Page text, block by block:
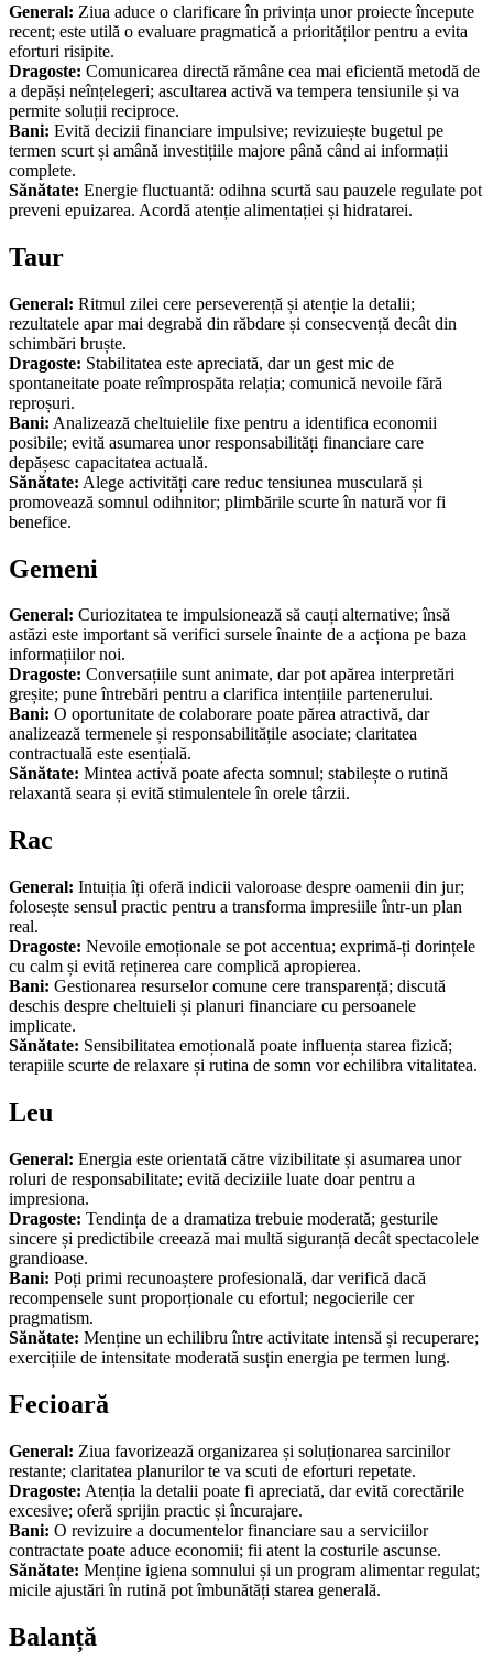
General: Ziua aduce o clarificare în privința unor proiecte începute
recent; este utilă o evaluare pragmatică a priorităților pentru a evita
eforturi risipite.
Dragoste: Comunicarea directă rămâne cea mai eficientă metodă de
a depăși neînțelegeri; ascultarea activă va tempera tensiunile și va
permite soluții reciproce.
Bani: Evită decizii financiare impulsive; revizuiește bugetul pe
termen scurt și amână investițiile majore până când ai informații
complete.
Sănătate: Energie fluctuantă: odihna scurtă sau pauzele regulate pot
preveni epuizarea. Acordă atenție alimentației și hidratarei.
Taur
General: Ritmul zilei cere perseverență și atenție la detalii;
rezultatele apar mai degrabă din răbdare și consecvență decât din
schimbări bruște.
Dragoste: Stabilitatea este apreciată, dar un gest mic de
spontaneitate poate reîmprospăta relația; comunică nevoile fără
reproșuri.
Bani: Analizează cheltuielile fixe pentru a identifica economii
posibile; evită asumarea unor responsabilități financiare care
depășesc capacitatea actuală.
Sănătate: Alege activități care reduc tensiunea musculară și
promovează somnul odihnitor; plimbările scurte în natură vor fi
benefice.
Gemeni
General: Curiozitatea te impulsionează să cauți alternative; însă
astăzi este important să verifici sursele înainte de a acționa pe baza
informațiilor noi.
Dragoste: Conversațiile sunt animate, dar pot apărea interpretări
greșite; pune întrebări pentru a clarifica intențiile partenerului.
Bani: O oportunitate de colaborare poate părea atractivă, dar
analizează termenele și responsabilitățile asociate; claritatea
contractuală este esențială.
Sănătate: Mintea activă poate afecta somnul; stabilește o rutină
relaxantă seara și evită stimulentele în orele târzii.
Rac
General: Intuiția îți oferă indicii valoroase despre oamenii din jur;
folosește sensul practic pentru a transforma impresiile într-un plan
real.
Dragoste: Nevoile emoționale se pot accentua; exprimă-ți dorințele
cu calm și evită reținerea care complică apropierea.
Bani: Gestionarea resurselor comune cere transparență; discută
deschis despre cheltuieli și planuri financiare cu persoanele
implicate.
Sănătate: Sensibilitatea emoțională poate influența starea fizică;
terapiile scurte de relaxare și rutina de somn vor echilibra vitalitatea.
Leu
General: Energia este orientată către vizibilitate și asumarea unor
roluri de responsabilitate; evită deciziile luate doar pentru a
impresiona.
Dragoste: Tendința de a dramatiza trebuie moderată; gesturile
sincere și predictibile creează mai multă siguranță decât spectacolele
grandioase.
Bani: Poți primi recunoaștere profesională, dar verifică dacă
recompensele sunt proporționale cu efortul; negocierile cer
pragmatism.
Sănătate: Menține un echilibru între activitate intensă și recuperare;
exercițiile de intensitate moderată susțin energia pe termen lung.
Fecioară
General: Ziua favorizează organizarea și soluționarea sarcinilor
restante; claritatea planurilor te va scuti de eforturi repetate.
Dragoste: Atenția la detalii poate fi apreciată, dar evită corectările
excesive; oferă sprijin practic și încurajare.
Bani: O revizuire a documentelor financiare sau a serviciilor
contractate poate aduce economii; fii atent la costurile ascunse.
Sănătate: Menține igiena somnului și un program alimentar regulat;
micile ajustări în rutină pot îmbunătăți starea generală.
Balanță